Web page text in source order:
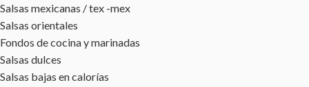
Salsas mexicanas / tex -mex
Salsas orientales
Fondos de cocina y marinadas
Salsas dulces
Salsas bajas en calorías